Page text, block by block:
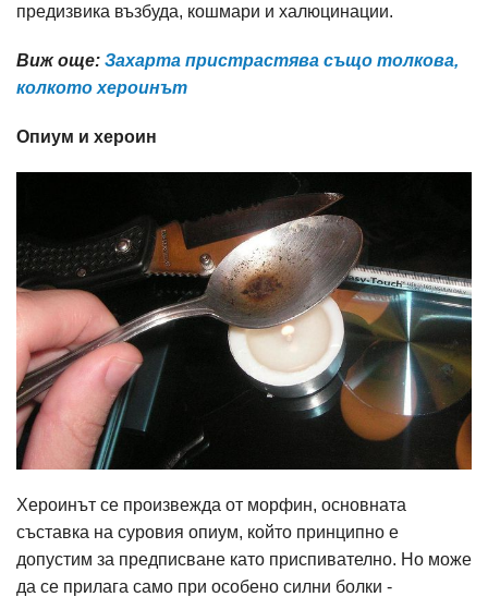
предизвика възбуда, кошмари и халюцинации.
Виж още: Захарта пристрастява също толкова,
колкото хероинът
Опиум и хероин
Хероинът се произвежда от морфин, основната
съставка на суровия опиум, който принципно е
допустим за предписване като приспивателно. Но може
да се прилага само при особено силни болки -